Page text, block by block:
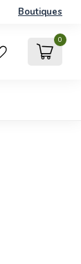
Boutiques
0